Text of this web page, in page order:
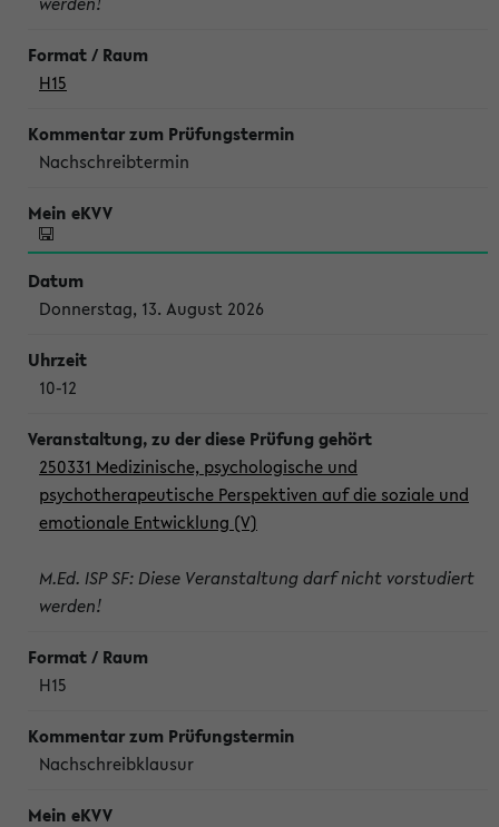
H15
Nachschreibtermin
Donnerstag, 13. August 2026
10-12
250331 Medizinische, psychologische und
psychotherapeutische Perspektiven auf die soziale und
emotionale Entwicklung (V)
M.Ed. ISP SF: Diese Veranstaltung darf nicht vorstudiert
werden!
H15
Nachschreibklausur